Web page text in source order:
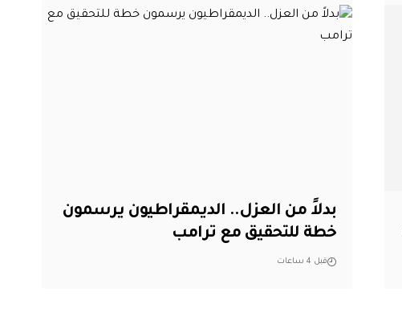
بدلاً من العزل.. الديمقراطيون يرسمون
خطة للتحقيق مع ترامب
قبل 4 ساعات